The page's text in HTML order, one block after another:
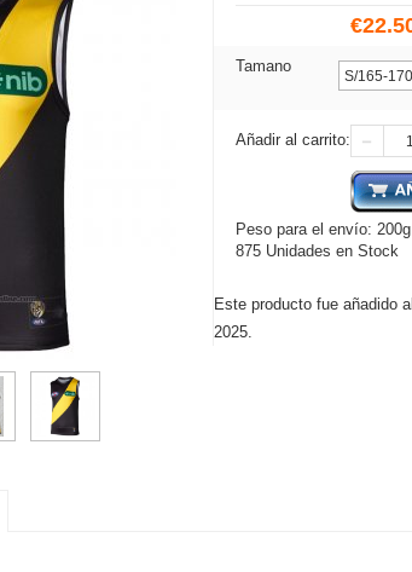
€
Tamano
Añadir al carrito:
Peso para el envío: 200g
875 Unidades en Stock
Este producto fue añadido
2025.